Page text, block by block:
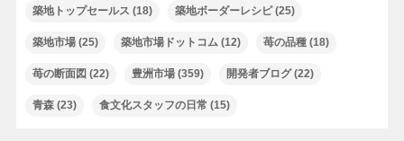
築地トップセールス (18) 築地ボーダーレシピ(25)
築地市場(25) 築地市場ドットコム (12) 苺の品種(18)
苺の断面図 (22) 豊洲市場(359) 開発者ブログ(22)
青森(23) 食文化スタッフの日常 (15)